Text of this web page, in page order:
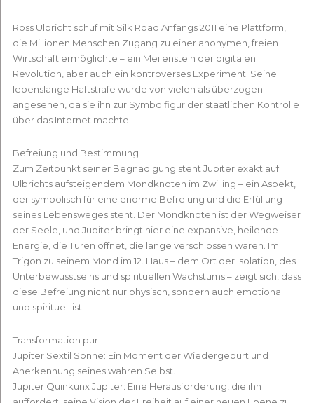
Ross Ulbricht schuf mit Silk Road Anfangs 2011 eine Plattform,
die Millionen Menschen Zugang zu einer anonymen, freien
Wirtschaft ermöglichte – ein Meilenstein der digitalen
Revolution, aber auch ein kontroverses Experiment. Seine
lebenslange Haftstrafe wurde von vielen als überzogen
angesehen, da sie ihn zur Symbolfigur der staatlichen Kontrolle
über das Internet machte.
Befreiung und Bestimmung
Zum Zeitpunkt seiner Begnadigung steht Jupiter exakt auf
Ulbrichts aufsteigendem Mondknoten im Zwilling – ein Aspekt,
der symbolisch für eine enorme Befreiung und die Erfüllung
seines Lebensweges steht. Der Mondknoten ist der Wegweiser
der Seele, und Jupiter bringt hier eine expansive, heilende
Energie, die Türen öffnet, die lange verschlossen waren. Im
Trigon zu seinem Mond im 12. Haus – dem Ort der Isolation, des
Unterbewusstseins und spirituellen Wachstums – zeigt sich, dass
diese Befreiung nicht nur physisch, sondern auch emotional
und spirituell ist.
Transformation pur
Jupiter Sextil Sonne: Ein Moment der Wiedergeburt und
Anerkennung seines wahren Selbst.
Jupiter Quinkunx Jupiter: Eine Herausforderung, die ihn